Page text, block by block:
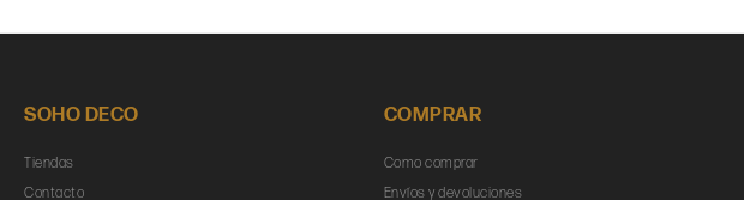
SOHO DECO
Tiendas
Contacto
COMPRAR
Como comprar
Envíos y devoluciones